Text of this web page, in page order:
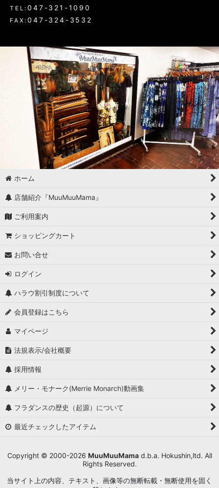
TEL:047-321-1090
FAX:047-324-3532
ホーム
店舗紹介『MuuMuuMama』
ご利用案内
ショッピングカート
お問い合せ
ログイン
ハラウ割引制度について
会員登録はこちら
マイページ
法規表示/会社概要
採用情報
メリー・モナーク(Merrie Monarch)動画集
フラダンスの歴史（起源）について
最近チェックしたアイテム
Copyright © 2000-2026 MuuMuuMamad.b.a. Hokushin,ltd. All
Rights Reserved.
当サイト上の内容、テキスト、画像等の無断転載・無断使用を固く